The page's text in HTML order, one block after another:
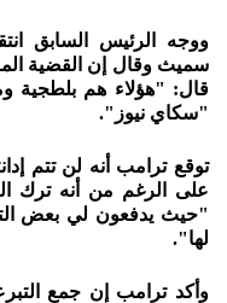
ووجه الرئيس السابق
سميث وقال إن القضية
قال: "هؤلاء هم بلطجية
"سكاي نيوز".
توقع ترامب أنه لن تتم
على الرغم من أنه ترك
"حيث يدفعون لي بعض
لها".
وأكد ترامب إن جمع